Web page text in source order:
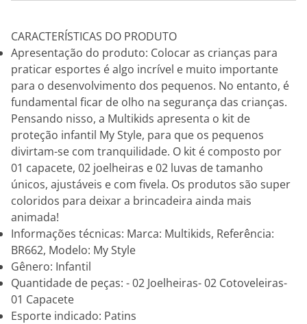
CARACTERÍSTICAS DO PRODUTO
Apresentação do produto: Colocar as crianças para
praticar esportes é algo incrível e muito importante
para o desenvolvimento dos pequenos. No entanto, é
fundamental ficar de olho na segurança das crianças.
Pensando nisso, a Multikids apresenta o kit de
proteção infantil My Style, para que os pequenos
divirtam-se com tranquilidade. O kit é composto por
01 capacete, 02 joelheiras e 02 luvas de tamanho
únicos, ajustáveis e com fivela. Os produtos são super
coloridos para deixar a brincadeira ainda mais
animada!
Informações técnicas: Marca: Multikids, Referência:
BR662, Modelo: My Style
Gênero: Infantil
Quantidade de peças: - 02 Joelheiras- 02 Cotoveleiras-
01 Capacete
Esporte indicado: Patins